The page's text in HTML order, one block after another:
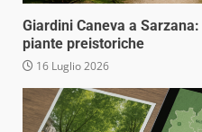
Giardini Caneva a
piante preistoriche
16 Luglio 2026